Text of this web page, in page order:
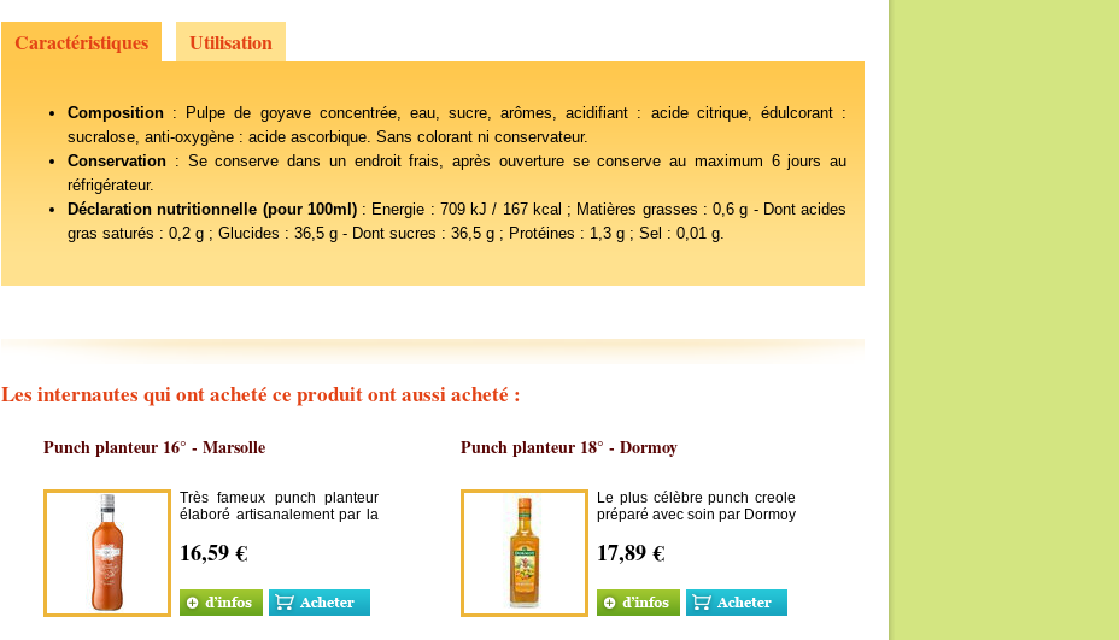
Caractéristiques Utilisation
Composition : Pulpe de goyave concentrée, eau, sucre, arômes, acidifiant : acide citrique, édulcorant :
sucralose, anti-oxygène : acide ascorbique. Sans colorant ni conservateur.
Conservation : Se conserve dans un endroit frais, après ouverture se conserve au maximum 6 jours au
réfrigérateur.
Déclaration nutritionnelle (pour 100ml): Energie : 709 kJ / 167 kcal ; Matières grasses : 0,6 g - Dont acides
gras saturés : 0,2 g ; Glucides : 36,5 g - Dont sucres : 36,5 g ; Protéines : 1,3 g ; Sel : 0,01 g.
Les internautes qui ont acheté ce produit ont aussi acheté :
Punch planteur 16° - Marsolle
Très fameux punch planteur
élaboré artisanalement par la
de Séverin, en Guadeloupe.
16,59 €
Punch planteur 18° - Dormoy
Le plus célèbre punch creole
préparé avec soin par Dormoy
17,89 €